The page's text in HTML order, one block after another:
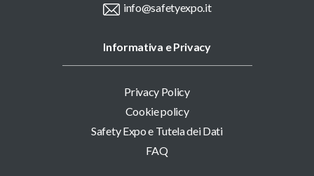
info@safetyexpo.it
Informativa e Privacy
Privacy Policy
Cookie policy
Safety Expo e Tutela dei Dati
FAQ